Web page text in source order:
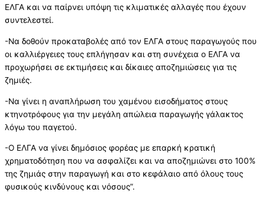
ΕΛΓΑ και να παίρνει υπόψη τις κλιματικές αλλαγές που έχουν
συντελεστεί.
-Να δοθούν προκαταβολές από τον ΕΛΓΑ στους παραγωγούς που
οι καλλιέργειες τους επλήγησαν και στη συνέχεια ο ΕΛΓΑ να
προχωρήσει σε εκτιμήσεις και δίκαιες αποζημιώσεις για τις
ζημιές.
-Να γίνει η αναπλήρωση του χαμένου εισοδήματος στους
κτηνοτρόφους για την μεγάλη απώλεια παραγωγής γάλακτος
λόγω του παγετού.
-Ο ΕΛΓΑ να γίνει δημόσιος φορέας με επαρκή κρατική
χρηματοδότηση που να ασφαλίζει και να αποζημιώνει στο 100%
της ζημιάς στην παραγωγή και στο κεφάλαιο από όλους τους
φυσικούς κινδύνους και νόσους”.